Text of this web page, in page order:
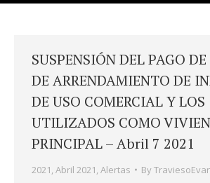
SUSPENSIÓN DEL PAGO
DE ARRENDAMIENTO DE
DE USO COMERCIAL Y LOS
UTILIZADOS COMO
PRINCIPAL – Abril 7 2021
2021, Abril 2021, Alertas By